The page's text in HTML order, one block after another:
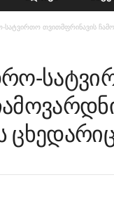
სატვირთო თვითმფრინავის